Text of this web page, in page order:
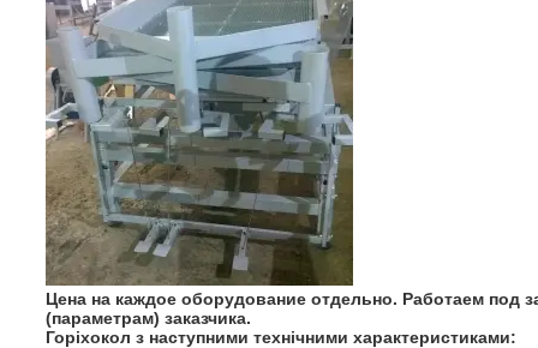
Цена на каждое оборудование отдельно. Работаем под
(параметрам) заказчика.
Горіхокол з наступними технічними характеристиками: